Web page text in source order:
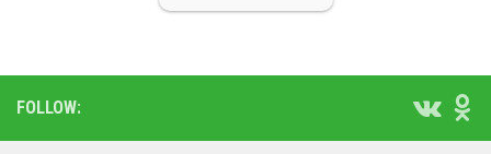
FOLLOW: